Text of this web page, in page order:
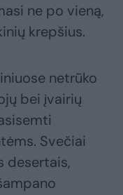
ne po vieną,
krepšius.
netrūko
bei įvairių
Svečiai
desertais,